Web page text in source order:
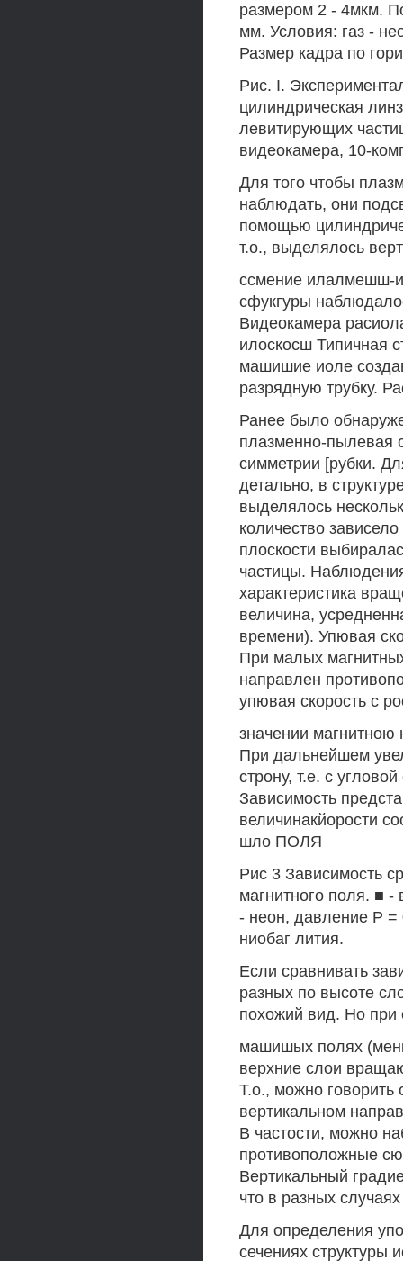
размером 2 - 4мкм.
мм. Условия: газ -
Размер кадра по
Рис. I.
цилиндрическая
левитирующих
видеокамера, 10-
Для того чтобы
наблюдать, они
помощью
т.о., выделялось
ссмение илалмешш-
сфукгуры
Видеокамера
илоскосш Типичная
машишие иоле
разрядную трубку.
Ранее было
плазменно-пылевая
симметрии [рубки.
детально, в
выделялось
количество
плоскости
частицы.
характеристика
величина,
времени). Упювая
При малых
направлен
упювая скорость с
значении магнитною
При дальнейшем
строну, т.е. с
Зависимость
величинакйорости
шло ПОЛЯ
Рис 3 Зависимость
магнитного поля. ■ -
- неон, давление Р =
ниобаг лития.
Если сравнивать
разных по высоте
похожий вид. Но при
машишых полях
верхние слои
Т.о., можно
вертикальном
В частости, можно
противоположные
Вертикальный
что в разных
Для определения
сечениях структуры